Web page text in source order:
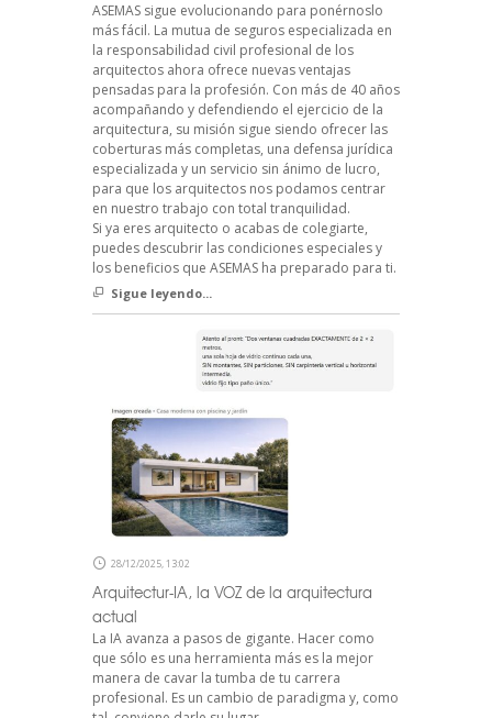
ASEMAS sigue evolucionando para ponérnoslo
más fácil. La mutua de seguros especializada en
la responsabilidad civil profesional de los
arquitectos ahora ofrece nuevas ventajas
pensadas para la profesión. Con más de 40 años
acompañando y defendiendo el ejercicio de la
arquitectura, su misión sigue siendo ofrecer las
coberturas más completas, una defensa jurídica
especializada y un servicio sin ánimo de lucro,
para que los arquitectos nos podamos centrar
en nuestro trabajo con total tranquilidad.
Si ya eres arquitecto o acabas de colegiarte,
puedes descubrir las condiciones especiales y
los beneficios que ASEMAS ha preparado para ti.
Sigue leyendo...
28/12/2025, 13:02
Arquitectur-IA, la VOZ de la arquitectura
actual
La IA avanza a pasos de gigante. Hacer como
que sólo es una herramienta más es la mejor
manera de cavar la tumba de tu carrera
profesional. Es un cambio de paradigma y, como